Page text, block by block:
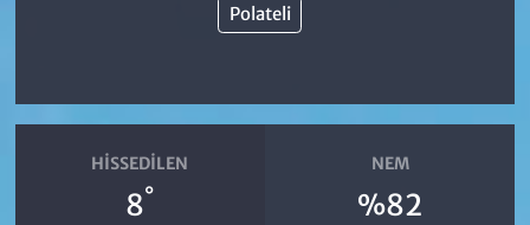
Polateli
HISSEDILEN
8°
NEM
%82